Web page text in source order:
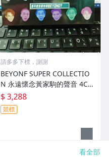
請多多下標，謝謝
BEYONF SUPER COLLECTIO
N 永遠懷念黃家駒的聲音 4CD
全新
$ 3,288
競標
看全部